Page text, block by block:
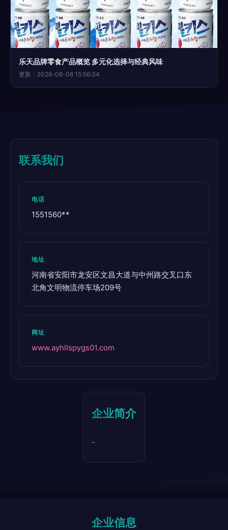
乐天品牌零食产品概览 多元化选择与经典风味
更新：2026-08-06 15:56:34
联系我们
电话
1551560**
地址
河南省安阳市龙安区文昌大道与中州路交叉口东
北角文明物流停车场209号
网址
www.ayhllspygs01.com
企业简介
-
企业信息